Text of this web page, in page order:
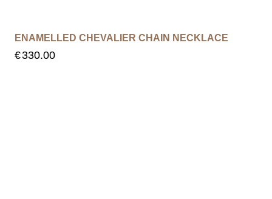
ENAMELLED CHEVALIER CHAIN NECKLACE
€330.00